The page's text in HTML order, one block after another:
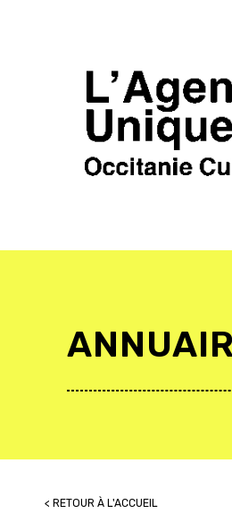
< RETOUR À L'ACCUEIL